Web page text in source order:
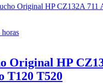
Original HP
T120 T520